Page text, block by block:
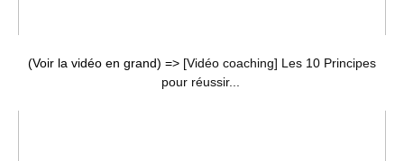
(Voir la vidéo en grand) => [Vidéo coaching] Les 10 Principes
pour réussir...